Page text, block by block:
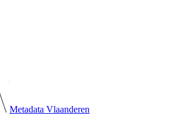
Metadata Vlaanderen